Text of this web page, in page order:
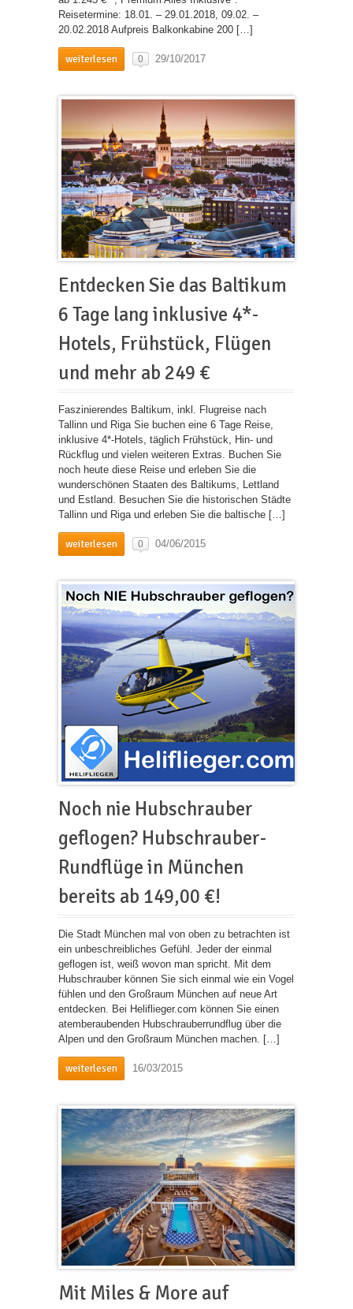
Reisetermine: 18.01. – 29.01.2018, 09.02. –
20.02.2018 Aufpreis Balkonkabine 200 […]
weiterlesen 0 29/10/2017
Entdecken Sie das Baltikum
6 Tage lang inklusive 4*-
Hotels, Frühstück, Flügen
und mehr ab 249 €
Faszinierendes Baltikum, inkl. Flugreise nach
Tallinn und Riga Sie buchen eine 6 Tage Reise,
inklusive 4*-Hotels, täglich Frühstück, Hin- und
Rückflug und vielen weiteren Extras. Buchen Sie
noch heute diese Reise und erleben Sie die
wunderschönen Staaten des Baltikums, Lettland
und Estland. Besuchen Sie die historischen Städte
Tallinn und Riga und erleben Sie die baltische […]
weiterlesen 0 04/06/2015
Noch nie Hubschrauber
geflogen? Hubschrauber-
Rundflüge in München
bereits ab 149,00 €!
Die Stadt München mal von oben zu betrachten ist
ein unbeschreibliches Gefühl. Jeder der einmal
geflogen ist, weiß wovon man spricht. Mit dem
Hubschrauber können Sie sich einmal wie ein Vogel
fühlen und den Großraum München auf neue Art
entdecken. Bei Heliflieger.com können Sie einen
atemberaubenden Hubschrauberrundflug über die
Alpen und den Großraum München machen. […]
weiterlesen 16/03/2015
Mit Miles & More auf